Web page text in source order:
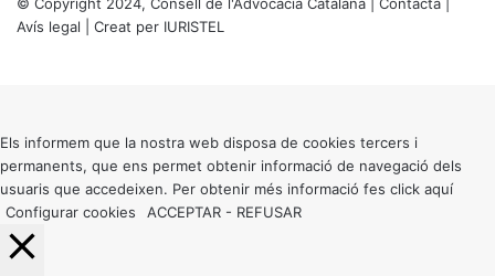
Avís legal | Creat per IURISTEL
button
Els informem que la nostra web disposa de cookies tercers i
permanents, que ens permet obtenir informació de navegació dels
usuaris que accedeixen. Per obtenir més informació fes click aquí
Configurar cookies
ACCEPTAR - REFUSAR